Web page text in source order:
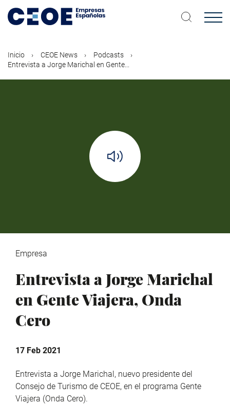
contenido
Inicio CEOE News
Podcasts
Entrevista a Jorge Marichal en Gente...
Empresa
Entrevista a Jorge Marichal
en Gente Viajera, Onda
Cero
17 Feb 2021
Entrevista a Jorge Marichal, nuevo presidente del
Consejo de Turismo de CEOE, en el programa Gente
Viajera (Onda Cero).